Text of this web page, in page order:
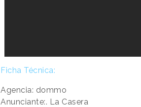
Ficha Técnica:
Agencia: dommo
Anunciante:. La Casera